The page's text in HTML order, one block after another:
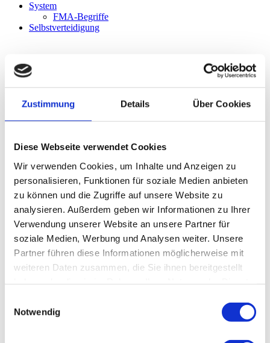
Zustimmung Details Über Cookies
Diese Webseite verwendet Cookies
Wir verwenden Cookies, um Inhalte und Anzeigen zu
personalisieren, Funktionen für soziale Medien anbieten
zu können und die Zugriffe auf unsere Website zu
analysieren. Außerdem geben wir Informationen zu Ihrer
Verwendung unserer Website an unsere Partner für
soziale Medien, Werbung und Analysen weiter. Unsere
Partner führen diese Informationen möglicherweise mit
weiteren Daten zusammen, die Sie ihnen bereitgestellt
Notwendig
System
FMA-Begriffe
Selbstverteidigung
Zivilcourage zeigen
Grenzen der Notwehr
Galerie
Intern
Trainingsprogramm